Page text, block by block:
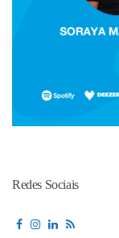
Redes Sociais